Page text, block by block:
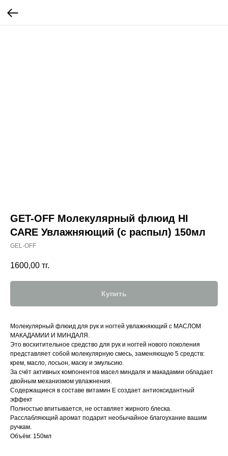
GET-OFF Молекулярный флюид HI
CARE Увлажняющий (с распыл) 150мл
GEL-OFF
1600,00 тг.
Купить
Молекулярный флюид для рук и ногтей увлажняющий с МАСЛОМ
МАКАДАМИИ И МИНДАЛЯ.
Это восхитительное средство для рук и ногтей нового поколения
представляет собой молекулярную смесь, заменяющую 5 средств:
крем, масло, лосьон, маску и эмульсию.
За счёт активных компонентов масел миндаля и макадамии обладает
двойным механизмом увлажнения.
Содержащиеся в составе витамин Е создает антиоксидантный
эффект
Полностью впитывается, не оставляет жирного блеска.
Расслабляющий аромат подарит необычайное благоухание вашим
ручкам.
Объём: 150мл